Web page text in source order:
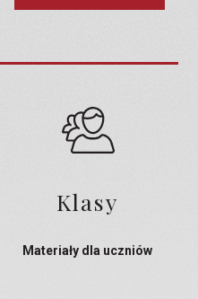
Klasy
Materiały dla uczniów